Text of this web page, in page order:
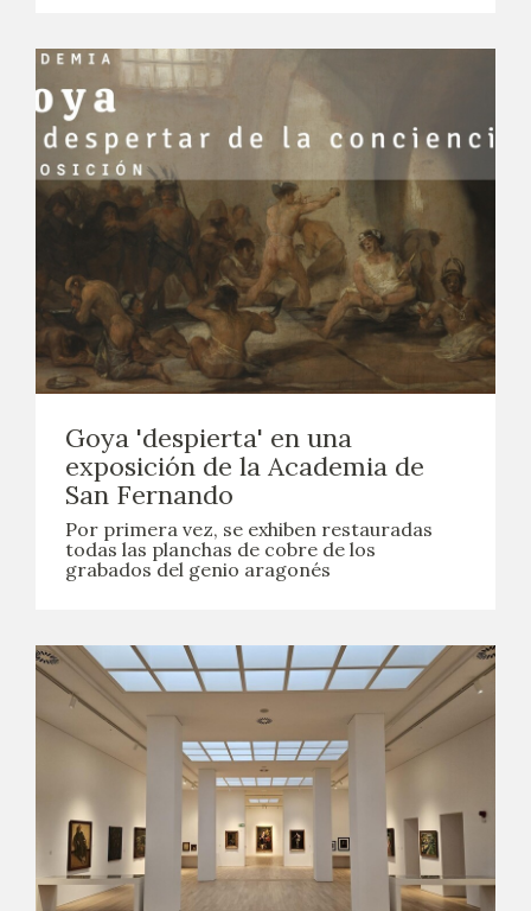
Goya 'despierta' en una
exposición de la Academia de
San Fernando
Por primera vez, se exhiben restauradas
todas las planchas de cobre de los
grabados del genio aragonés